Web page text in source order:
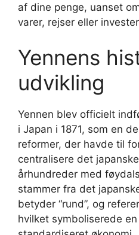
af dine penge, uanset
varer, rejser eller
Yennens
udvikling
Yennen blev officielt
i Japan i 1871, som en
reformer, der havde til
centralisere det
århundreder med
stammer fra det
betyder “rund”, og
hvilket symboliserede